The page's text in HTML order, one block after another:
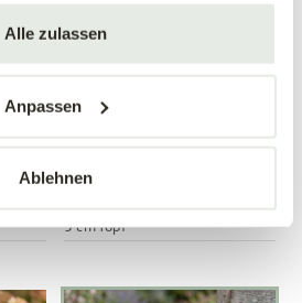
Alle zulassen
Anpassen
Ablehnen
3,89 €
Mengen-
Großblumiges
Stiefmütterchen, gelb
Viola wittrockiana Hybriden
3 Stück/Packung
9 cm Topf